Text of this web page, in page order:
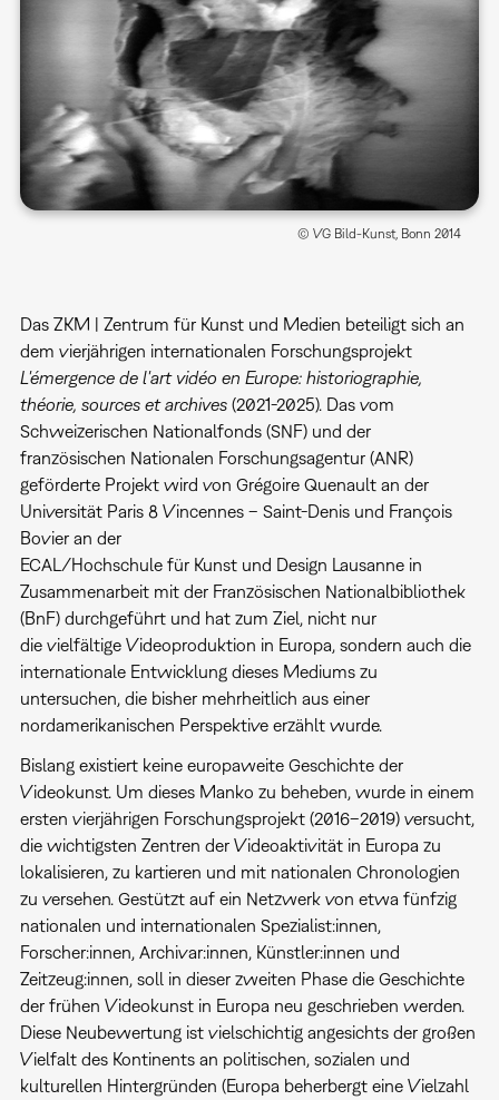
© VG Bild-Kunst, Bonn 2014
Das ZKM | Zentrum für Kunst und Medien beteiligt sich an
dem vierjährigen internationalen Forschungsprojekt
L'émergence de l'art vidéo en Europe: historiographie,
théorie, sources et archives(2021-2025). Das vom
Schweizerischen Nationalfonds (SNF) und der
französischen Nationalen Forschungsagentur (ANR)
geförderte Projekt wird von Grégoire Quenault an der
Universität Paris 8 Vincennes – Saint-Denis und François
Bovier an der
ECAL/Hochschule für Kunst und Design Lausanne in
Zusammenarbeit mit der Französischen Nationalbibliothek
(BnF) durchgeführt und hat zum Ziel, nicht nur
die vielfältige Videoproduktion in Europa, sondern auch die
internationale Entwicklung dieses Mediums zu
untersuchen, die bisher mehrheitlich aus einer
nordamerikanischen Perspektive erzählt wurde.
Bislang existiert keine europaweite Geschichte der
Videokunst. Um dieses Manko zu beheben, wurde in einem
ersten vierjährigen Forschungsprojekt (2016–2019) versucht,
die wichtigsten Zentren der Videoaktivität in Europa zu
lokalisieren, zu kartieren und mit nationalen Chronologien
zu versehen. Gestützt auf ein Netzwerk von etwa fünfzig
nationalen und internationalen Spezialist:innen,
Forscher:innen, Archivar:innen, Künstler:innen und
Zeitzeug:innen, soll in dieser zweiten Phase die Geschichte
der frühen Videokunst in Europa neu geschrieben werden.
Diese Neubewertung ist vielschichtig angesichts der großen
Vielfalt des Kontinents an politischen, sozialen und
kulturellen Hintergründen (Europa beherbergt eine Vielzahl